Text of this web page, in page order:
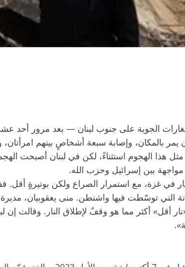
الجوية على جنوب لبنان — بعد مرور أحد
وإصابة سبعة أشخاصٍ بينهم امرأتان،
الهجوم استثناءً، لكن في لبنان أصبحت
بين إسرائيل وحزب الله.
في غزة، مع استمرار الصراع ولكن بوتيرةٍ أقل.
التي توسّطت فيها واشنطن. منى يعقوبيان،
أقل» أكثر مما هو وقفٌ لإطلاق النار. وقالت إن